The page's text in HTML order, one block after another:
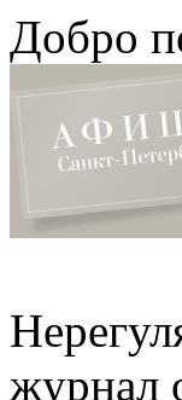
Добро
журнал